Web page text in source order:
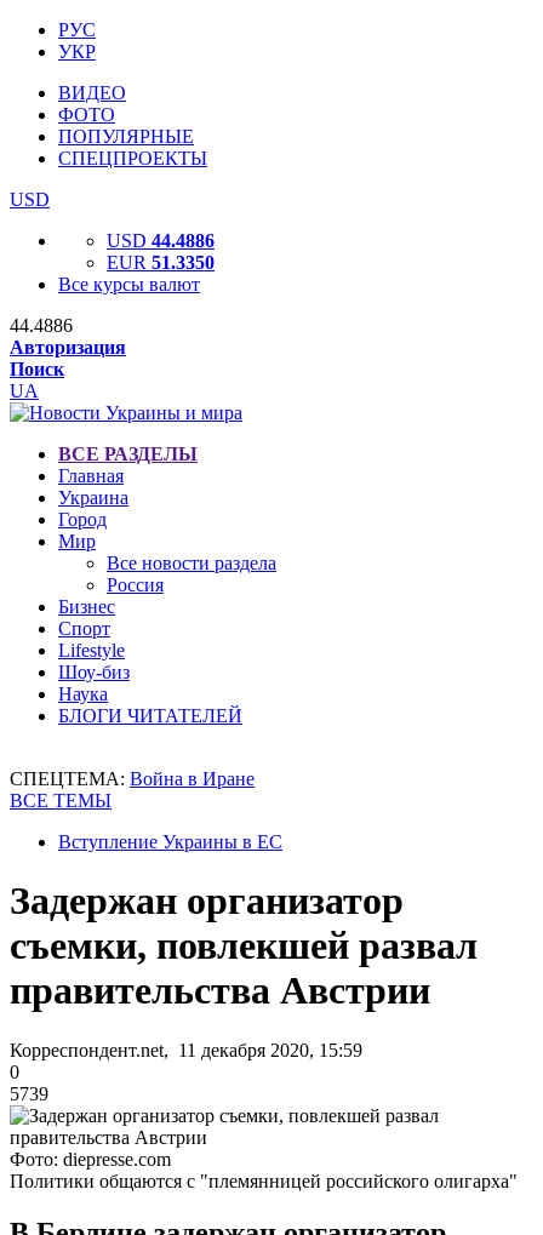
РУС
УКР
ВИДЕО
ФОТО
ПОПУЛЯРНЫЕ
СПЕЦПРОЕКТЫ
USD
USD 44.4886
EUR 51.3350
Все курсы валют
44.4886
Авторизация
Поиск
UA
ВСЕ РАЗДЕЛЫ
Главная
Украина
Город
Мир
Все новости раздела
Россия
Бизнес
Спорт
Lifestyle
Шоу-биз
Наука
БЛОГИ ЧИТАТЕЛЕЙ
СПЕЦТЕМА: Война в Иране
ВСЕ ТЕМЫ
Вступление Украины в ЕС
Задержан организатор
съемки, повлекшей развал
правительства Австрии
Корреспондент.net, 11 декабря 2020, 15:59
0
5739
Фото: diepresse.com
Политики общаются с "племянницей российского олигарха"